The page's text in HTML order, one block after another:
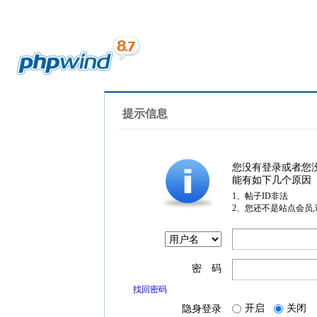
提示信息
您没有登录或者您
能有如下几个原因
1、帖子ID非法
2、您还不是站点会员
密 码
找回密码
隐身登录 开启 关闭